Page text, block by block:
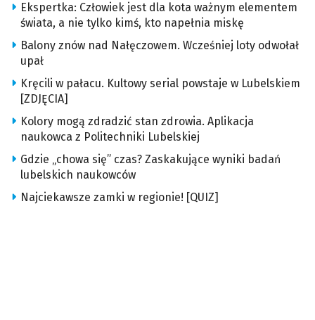
Ekspertka: Człowiek jest dla kota ważnym elementem
świata, a nie tylko kimś, kto napełnia miskę
Balony znów nad Nałęczowem. Wcześniej loty odwołał
upał
Kręcili w pałacu. Kultowy serial powstaje w Lubelskiem
[ZDJĘCIA]
Kolory mogą zdradzić stan zdrowia. Aplikacja
naukowca z Politechniki Lubelskiej
Gdzie „chowa się” czas? Zaskakujące wyniki badań
lubelskich naukowców
Najciekawsze zamki w regionie! [QUIZ]